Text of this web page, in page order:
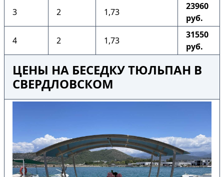
3 2 1,73
23960
руб.
4 2 1,73
31550
руб.
ЦЕНЫ НА БЕСЕДКУ ТЮЛЬПАН В
СВЕРДЛОВСКОМ